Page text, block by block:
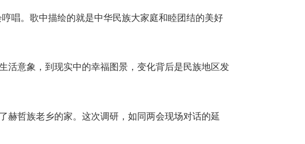
唱。歌中描绘的就是中华民族大家庭和睦团结的美好
活意象，到现实中的幸福图景，变化背后是民族地区发
赫哲族老乡的家。这次调研，如同两会现场对话的延